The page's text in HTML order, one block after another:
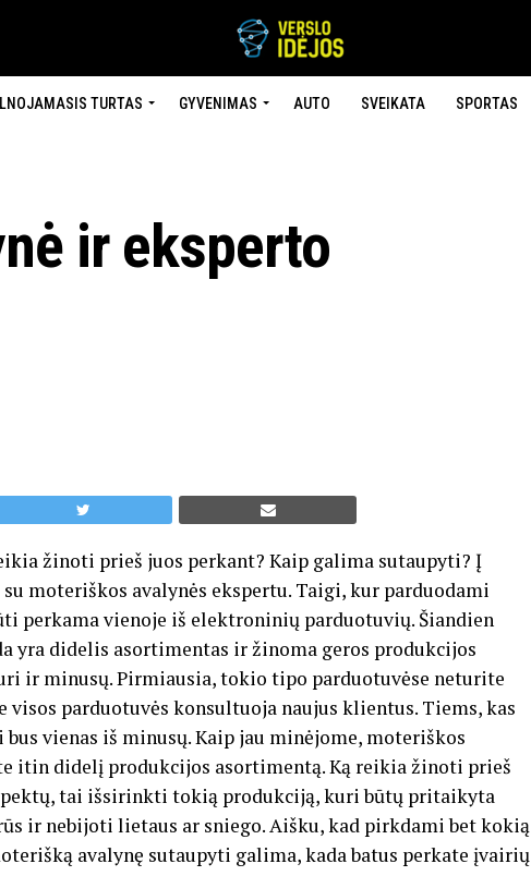
TURTAS GYVENIMAS AUTO SVEIKATA SPORTAS
ir eksperto
žinoti prieš juos perkant? Kaip galima sutaupyti? Į
moteriškos avalynės ekspertu. Taigi, kur parduodami
perkama vienoje iš elektroninių parduotuvių. Šiandien
yra didelis asortimentas ir žinoma geros produkcijos
ir minusų. Pirmiausia, tokio tipo parduotuvėse neturite
parduotuvės konsultuoja naujus klientus. Tiems, kas
vienas iš minusų. Kaip jau minėjome, moteriškos
itin didelį produkcijos asortimentą. Ką reikia žinoti prieš
tai išsirinkti tokią produkciją, kuri būtų pritaikyta
ir nebijoti lietaus ar sniego. Aišku, kad pirkdami bet kokią
avalynę sutaupyti galima, kada batus perkate įvairių